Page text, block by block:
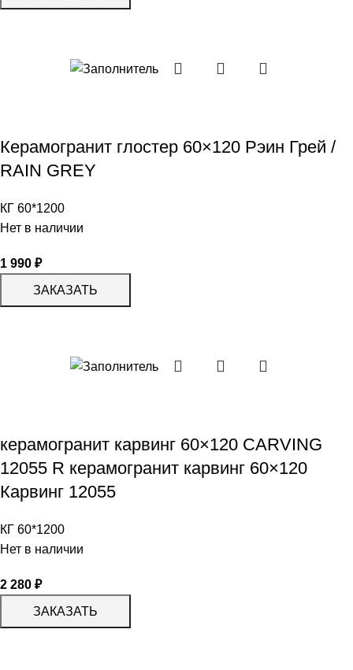
Керамогранит глостер 60×120 Рэин Грей /
RAIN GREY
КГ 60*1200
Нет в наличии
1 990 ₽
ЗАКАЗАТЬ
керамогранит карвинг 60×120 CARVING
12055 R керамогранит карвинг 60×120
Карвинг 12055
КГ 60*1200
Нет в наличии
2 280 ₽
ЗАКАЗАТЬ